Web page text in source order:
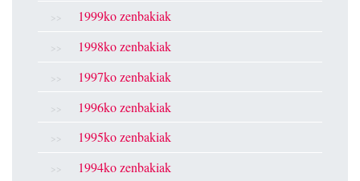
1999ko zenbakiak
1998ko zenbakiak
1997ko zenbakiak
1996ko zenbakiak
1995ko zenbakiak
1994ko zenbakiak